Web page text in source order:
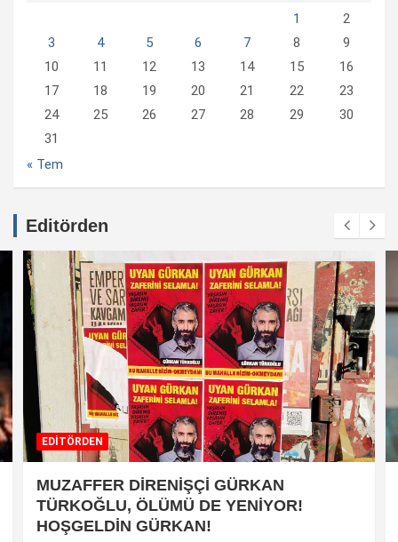
1
2
3
4 5 6 7 8
9
10
11 12 13 14 15
16
17
18 19 20 21 22
23
24
25 26 27 28 29
30
31
« Tem
Editörden
EDİTÖRDEN
MUZAFFER DİRENİŞÇİ GÜRKAN
TÜRKOĞLU, ÖLÜMÜ DE YENİYOR!
HOŞGELDİN GÜRKAN!